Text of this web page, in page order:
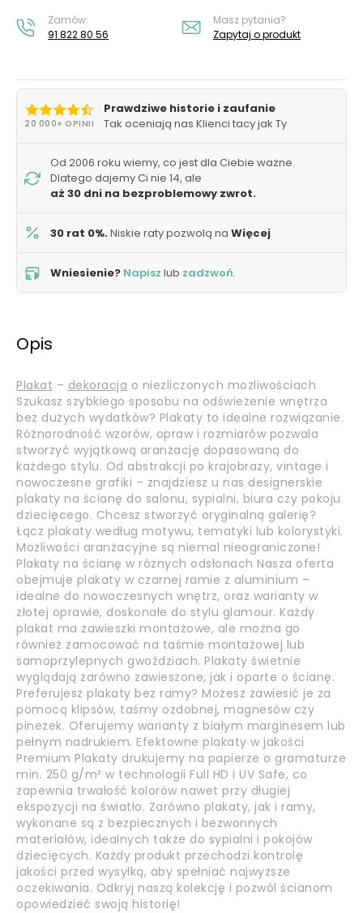
Zamów:
91 822 80 56
Masz pytania?
Zapytaj o produkt
20 000+ OPINII
Prawdziwe historie i zaufanie
Tak oceniają nas Klienci tacy jak Ty
Od 2006 roku wiemy, co jest dla Ciebie ważne.
Dlatego dajemy Ci nie 14, ale
aż 30 dni na bezproblemowy zwrot.
30 rat 0%.Niskie raty pozwolą na Więcej
Wniesienie? Napisz lub zadzwoń.
Opis
Plakat – dekoracja o niezliczonych możliwościach
Szukasz szybkiego sposobu na odświeżenie wnętrza
bez dużych wydatków? Plakaty to idealne rozwiązanie.
Różnorodność wzorów, opraw i rozmiarów pozwala
stworzyć wyjątkową aranżację dopasowaną do
każdego stylu. Od abstrakcji po krajobrazy, vintage i
nowoczesne grafiki – znajdziesz u nas designerskie
plakaty na ścianę do salonu, sypialni, biura czy pokoju
dziecięcego. Chcesz stworzyć oryginalną galerię?
Łącz plakaty według motywu, tematyki lub kolorystyki.
Możliwości aranżacyjne są niemal nieograniczone!
Plakaty na ścianę w różnych odsłonach Nasza oferta
obejmuje plakaty w czarnej ramie z aluminium –
idealne do nowoczesnych wnętrz, oraz warianty w
złotej oprawie, doskonałe do stylu glamour. Każdy
plakat ma zawieszki montażowe, ale można go
również zamocować na taśmie montażowej lub
samoprzylepnych gwoździach. Plakaty świetnie
wyglądają zarówno zawieszone, jak i oparte o ścianę.
Preferujesz plakaty bez ramy? Możesz zawiesić je za
pomocą klipsów, taśmy ozdobnej, magnesów czy
pinezek. Oferujemy warianty z białym marginesem lub
pełnym nadrukiem. Efektowne plakaty w jakości
Premium Plakaty drukujemy na papierze o gramaturze
min. 250 g/m² w technologii Full HD i UV Safe, co
zapewnia trwałość kolorów nawet przy długiej
ekspozycji na światło. Zarówno plakaty, jak i ramy,
wykonane są z bezpiecznych i bezwonnych
materiałów, idealnych także do sypialni i pokojów
dziecięcych. Każdy produkt przechodzi kontrolę
jakości przed wysyłką, aby spełniać najwyższe
oczekiwania. Odkryj naszą kolekcję i pozwól ścianom
opowiedzieć swoją historię!